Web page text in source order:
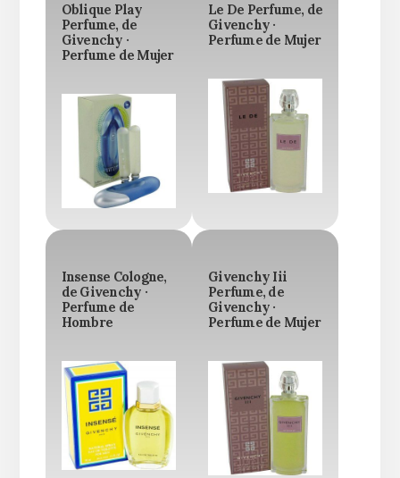
Oblique Play
Perfume, de
Givenchy ·
Perfume de Mujer
Le De Perfume, de
Givenchy ·
Perfume de Mujer
Insense Cologne,
de Givenchy ·
Perfume de
Hombre
Givenchy Iii
Perfume, de
Givenchy ·
Perfume de Mujer